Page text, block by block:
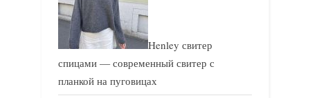
Henley свитер
спицами — современный свитер с
планкой на пуговицах